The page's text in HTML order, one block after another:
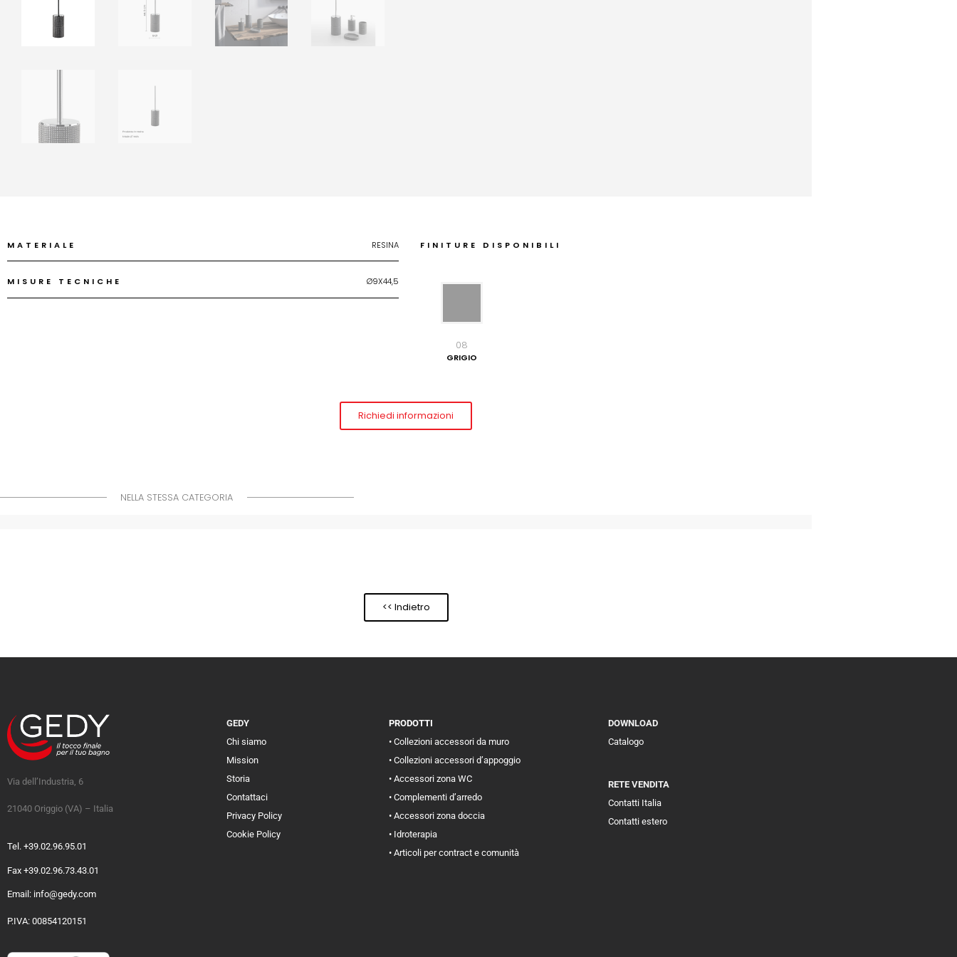
MATERIALE RESINA
MISURE TECNICHE Ø9X44,5
FINITURE DISPONIBILI
08
GRIGIO
Richiedi informazioni
NELLA STESSA CATEGORIA
<< Indietro
Via dell’Industria, 6
21040 Origgio (VA) – Italia
Tel. +39.02.96.95.01
Fax +39.02.96.73.43.01
Email: info@gedy.com
P.IVA: 00854120151
GEDY
Chi siamo
Mission
Storia
Contattaci
Privacy Policy
Cookie Policy
PRODOTTI
• Collezioni accessori da muro
• Collezioni accessori d’appoggio
• Accessori zona WC
• Complementi d’arredo
• Accessori zona doccia
• Idroterapia
• Articoli per contract e comunità
DOWNLOAD
Catalogo
RETE VENDITA
Contatti Italia
Contatti estero